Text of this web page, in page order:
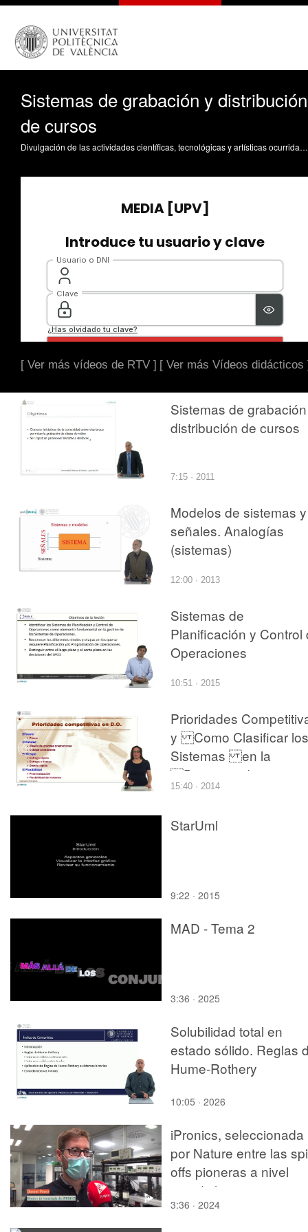
Sistemas de grabación y distribución
de cursos
Divulgación de las actividades científicas, tecnológicas y artísticas ocurridas en los tres campus de la UPV
[ Ver más vídeos de RTV ] [ Ver más Vídeos didácticos
Sistemas de
distribución de cursos
7:15 · 2011
Modelos de sistemas y
señales. Analogías
(sistemas)
12:00 · 2013
Sistemas de
Planificación y Control
Operaciones
10:51 · 2015
Prioridades
y Como Clasificar los
Sistemas en la
Direccion de
Operaciones
15:40 · 2014
StarUml
9:22 · 2015
MAD - Tema 2
3:36 · 2025
Solubilidad total en
estado sólido. Reglas
Hume-Rothery
10:05 · 2026
iPronics, seleccionada
por Nature entre las
offs pioneras a nivel
mundial en 2020
3:36 · 2024